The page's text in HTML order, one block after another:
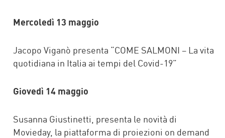
Mercoledì 13 maggio
Jacopo Viganò presenta “COME SALMONI – La vita
quotidiana in Italia ai tempi del Covid-19”
Giovedì 14 maggio
Susanna Giustinetti, presenta le novità di
Movieday, la piattaforma di proiezioni on demand